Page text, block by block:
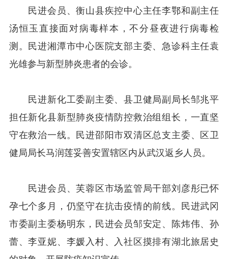
民进会员、衡山县疾控中心主任李鄂和副主任
汤恒玉直接面对病毒样本，不分昼夜进行病毒检
测。民进湘潭市中心医院支部主委、急诊科主任袁
光雄参与新型肺炎患者的会诊。
民进新化工委副主委、县卫健局副局长邹兆平
担任新化县新型肺炎疫情防控救治组组长，一直坚
守在救治一线。民进邵阳市双清区总支主委、区卫
健局局长马润莲妥善安置辖区内从武汉返乡人员。
民进会员、芙蓉区市场监管局干部刘彦彤已怀
孕七个多月，仍坚守在抗击疫情的前线。民进武冈
市委副主委杨明东，民进会员邹安定、陈炜伟、孙
蕾、李亚妮、李媛入村、入社区摸排有湖北旅居史